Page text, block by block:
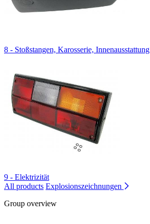
8 - Stoßstangen, Karosserie, Innenausstattung
9 - Elektrizität
All products Explosionszeichnungen
Group overview